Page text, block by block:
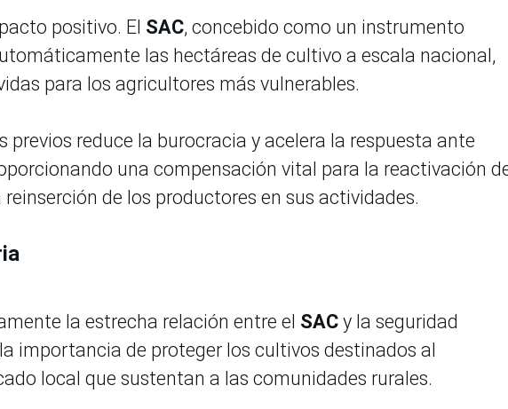
positivo. El SAC, concebido como un instrumento
las hectáreas de cultivo a escala nacional,
para los agricultores más vulnerables.
previos reduce la burocracia y acelera la respuesta ante
una compensación vital para la reactivación
reinserción de los productores en sus actividades.
la estrecha relación entre el SAC y la seguridad
importancia de proteger los cultivos destinados al
local que sustentan a las comunidades rurales.